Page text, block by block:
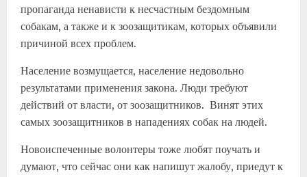
пропаганда ненависти к несчастным бездомным
собакам, а также и к зоозащитикам, которых объявили
причиной всех проблем.
Население возмущается, население недовольно
результатами применения закона. Люди требуют
действий от власти, от зоозащитников. Винят этих
самых зоозащитников в нападениях собак на людей.
Новоиспеченные волонтеры тоже любят поучать и
думают, что сейчас они как напишут жалобу, приедут к